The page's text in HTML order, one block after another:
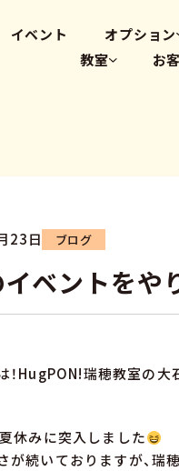
イベント オプション
教室
お
23日 ブログ
ベントをや
！HugPON!瑞穂教室の大
休みに突入しました
が続いておりますが、瑞